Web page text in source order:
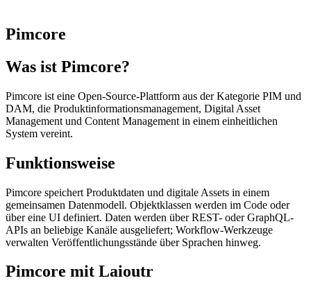
Pimcore
Was ist Pimcore?
Pimcore ist eine Open-Source-Plattform aus der Kategorie PIM und
DAM, die Produktinformationsmanagement, Digital Asset
Management und Content Management in einem einheitlichen
System vereint.
Funktionsweise
Pimcore speichert Produktdaten und digitale Assets in einem
gemeinsamen Datenmodell. Objektklassen werden im Code oder
über eine UI definiert. Daten werden über REST- oder GraphQL-
APIs an beliebige Kanäle ausgeliefert; Workflow-Werkzeuge
verwalten Veröffentlichungsstände über Sprachen hinweg.
Pimcore mit Laioutr